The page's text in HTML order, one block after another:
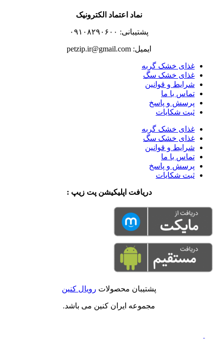
نماد اعتماد الکترونیک
پشتیبانی: ۰۹۱۰۸۲۹۰۶۰۰
ایمیل: petzip.ir@gmail.com
غذای خشک گربه
غذای خشک سگ
شرایط و قوانین
تماس با ما
پرسش و پاسخ
ثبت شکایات
غذای خشک گربه
غذای خشک سگ
شرایط و قوانین
تماس با ما
پرسش و پاسخ
ثبت شکایات
دریافت اپلیکیشن پت زیپ :
پشتیبان محصولات رویال کنین
مجموعه ایران کنین می باشد.